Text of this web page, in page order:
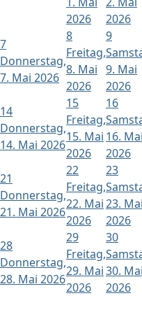
2026
2026
7
Donnerstag,
7. Mai 2026
8
Freitag,
8. Mai
2026
9
9. Mai
2026
14
Donnerstag,
14. Mai 2026
15
Freitag,
15. Mai
2026
16
16.
2026
21
Donnerstag,
21. Mai 2026
22
Freitag,
22. Mai
2026
23
23.
2026
28
Donnerstag,
28. Mai 2026
29
Freitag,
29. Mai
2026
30
30.
2026